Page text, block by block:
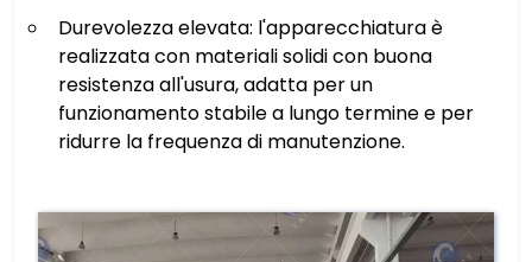
Durevolezza elevata: l'apparecchiatura è
realizzata con materiali solidi con buona
resistenza all'usura, adatta per un
funzionamento stabile a lungo termine e per
ridurre la frequenza di manutenzione.